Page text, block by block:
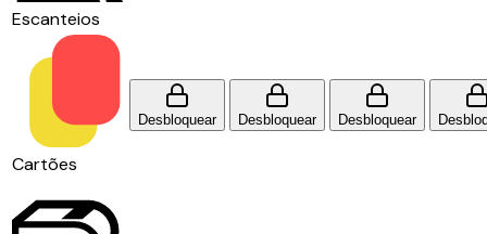
Escanteios
Cartões
Desbloquear Desbloquear Desbloquear